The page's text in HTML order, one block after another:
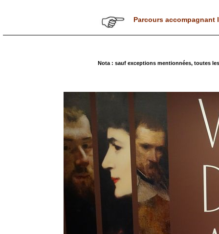
Parcours
Nota : sauf exceptions mentionnées, toutes